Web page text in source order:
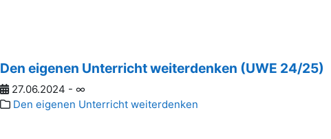
Den eigenen Unterricht weiterdenken (UWE 24/25)
27.06.2024 - ∞
Den eigenen Unterricht weiterdenken